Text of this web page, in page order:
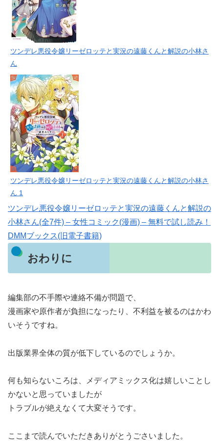
ツンデレ悪役令嬢リーゼロッテと実況の遠藤くんと解説の小林さ
ん
ツンデレ悪役令嬢リーゼロッテと実況の遠藤くんと解説の小林さ
ん 1
ツンデレ悪役令嬢リーゼロッテと実況の遠藤くんと解説の
小林さん(全7件) – 女性コミック(漫画) – 無料で試し読み！
DMMブックス(旧電子書籍)
おわりに
編集部の不手際や連絡不備が問題で、
漫画家や原作者が負担になったり、不利益を被るのはかわ
いそうですね。
出版業界全体の質が低下しているのでしょうか。
何も知らないころは、メディアミックス化は嬉しいことし
かないと思っていましたが
トラブルが絶えなくて大変そうです。
ここまで読んでいただきありがとうごさいました。